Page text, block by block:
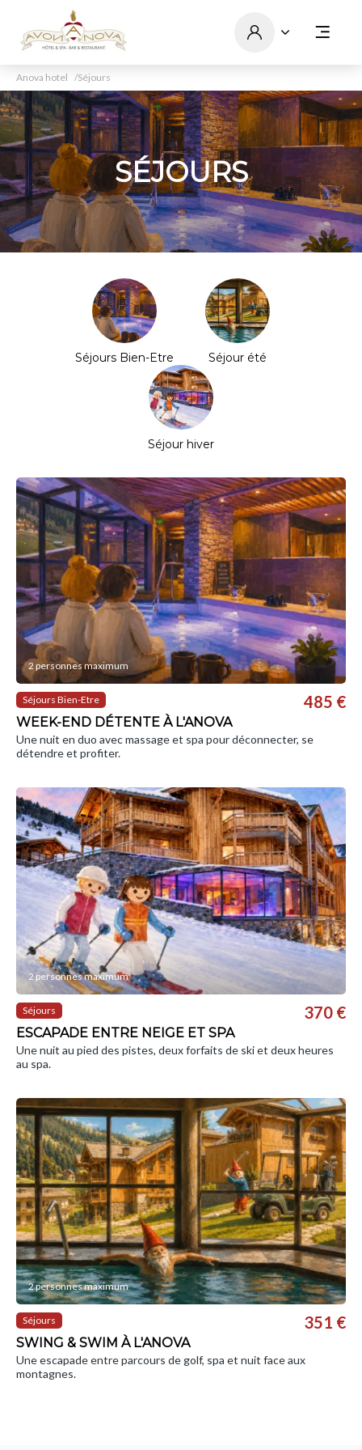
Anova hotel Séjours
SÉJOURS
Séjours Bien-Etre Séjour été
Séjour hiver
2 personnes maximum
Séjours Bien-Etre
WEEK-END DÉTENTE À L'ANOVA
485 €
Une nuit en duo avec massage et spa pour déconnecter, se
détendre et profiter.
2 personnes maximum
Séjours
ESCAPADE ENTRE NEIGE ET SPA
370 €
Une nuit au pied des pistes, deux forfaits de ski et deux heures
au spa.
2 personnes maximum
Séjours
SWING & SWIM À L'ANOVA
351 €
Une escapade entre parcours de golf, spa et nuit face aux
montagnes.